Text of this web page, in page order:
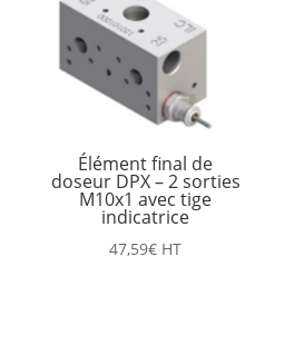
5,68€
Élément final de
doseur DPX – 2 sorties
M10x1 avec tige
indicatrice
47,59€ HT